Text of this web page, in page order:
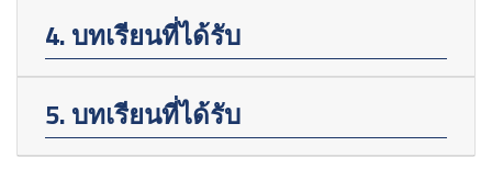
4. บทเรียนที่ได้รับ
5. บทเรียนที่ได้รับ